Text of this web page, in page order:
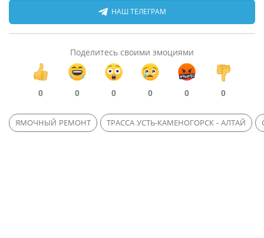
НАШ ТЕЛЕГРАМ
Поделитесь своими эмоциями
0 0 0 0 0 0
ЯМОЧНЫЙ РЕМОНТ ТРАССА УСТЬ-КАМЕНОГОРСК - АЛТАЙ